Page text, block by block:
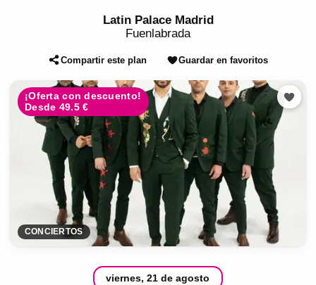
Latin Palace Madrid
Fuenlabrada
Compartir este plan Guardar en favoritos
¡Oferta con descuento!
Desde 49.5 €
CONCIERTOS
viernes, 21 de agosto